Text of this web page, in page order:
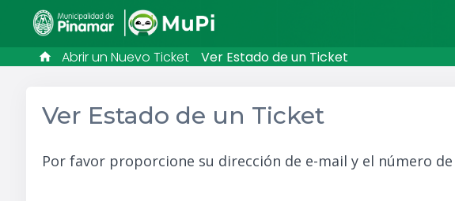
Abrir un Nuevo Ticket Ver Estado de un Ticket
Ver Estado de un Ticket
Por favor proporcione su dirección de e-mail y el número